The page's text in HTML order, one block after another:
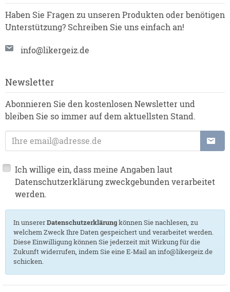
Haben Sie Fragen zu unseren Produkten oder benötigen
Unterstützung? Schreiben Sie uns einfach an!
info@likergeiz.de
Newsletter
Abonnieren Sie den kostenlosen Newsletter und
bleiben Sie so immer auf dem aktuellsten Stand.
E-Mail-Adresse:
Ich willige ein, dass meine Angaben laut
Datenschutzerklärung zweckgebunden verarbeitet
werden.
In unsererDatenschutzerklärungkönnen Sie nachlesen, zu
welchem Zweck Ihre Daten gespeichert und verarbeitet werden.
Diese Einwilligung können Sie jederzeit mit Wirkung für die
Zukunft widerrufen, indem Sie eine E-Mail an info@likergeiz.de
schicken.